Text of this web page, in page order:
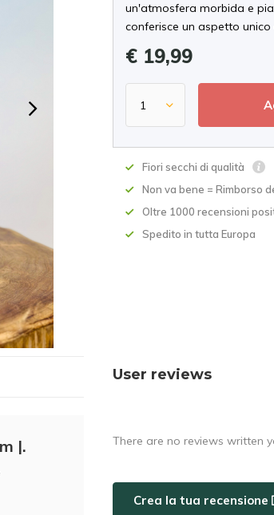
un'atmosfera morbida e
conferisce un aspetto unico
€ 19,99
Fiori secchi di qualità
Non va bene = Rimborso
Oltre 1000 recensioni
Spedito in tutta Europa
|.
User reviews
There are no reviews written
Crea la tua recensione